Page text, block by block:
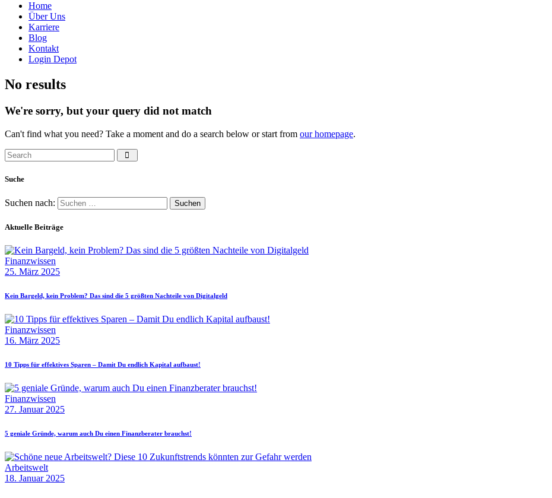
Home
Über Uns
Karriere
Blog
Kontakt
Login Depot
No results
We're sorry, but your query did not match
Can't find what you need? Take a moment and do a search below or start from our homepage.
Suche
Suchen nach:
Aktuelle Beiträge
Finanzwissen
25. März 2025
Kein Bargeld, kein Problem? Das sind die 5 größten Nachteile von Digitalgeld
Finanzwissen
16. März 2025
10 Tipps für effektives Sparen – Damit Du endlich Kapital aufbaust!
Finanzwissen
27. Januar 2025
5 geniale Gründe, warum auch Du einen Finanzberater brauchst!
Arbeitswelt
18. Januar 2025